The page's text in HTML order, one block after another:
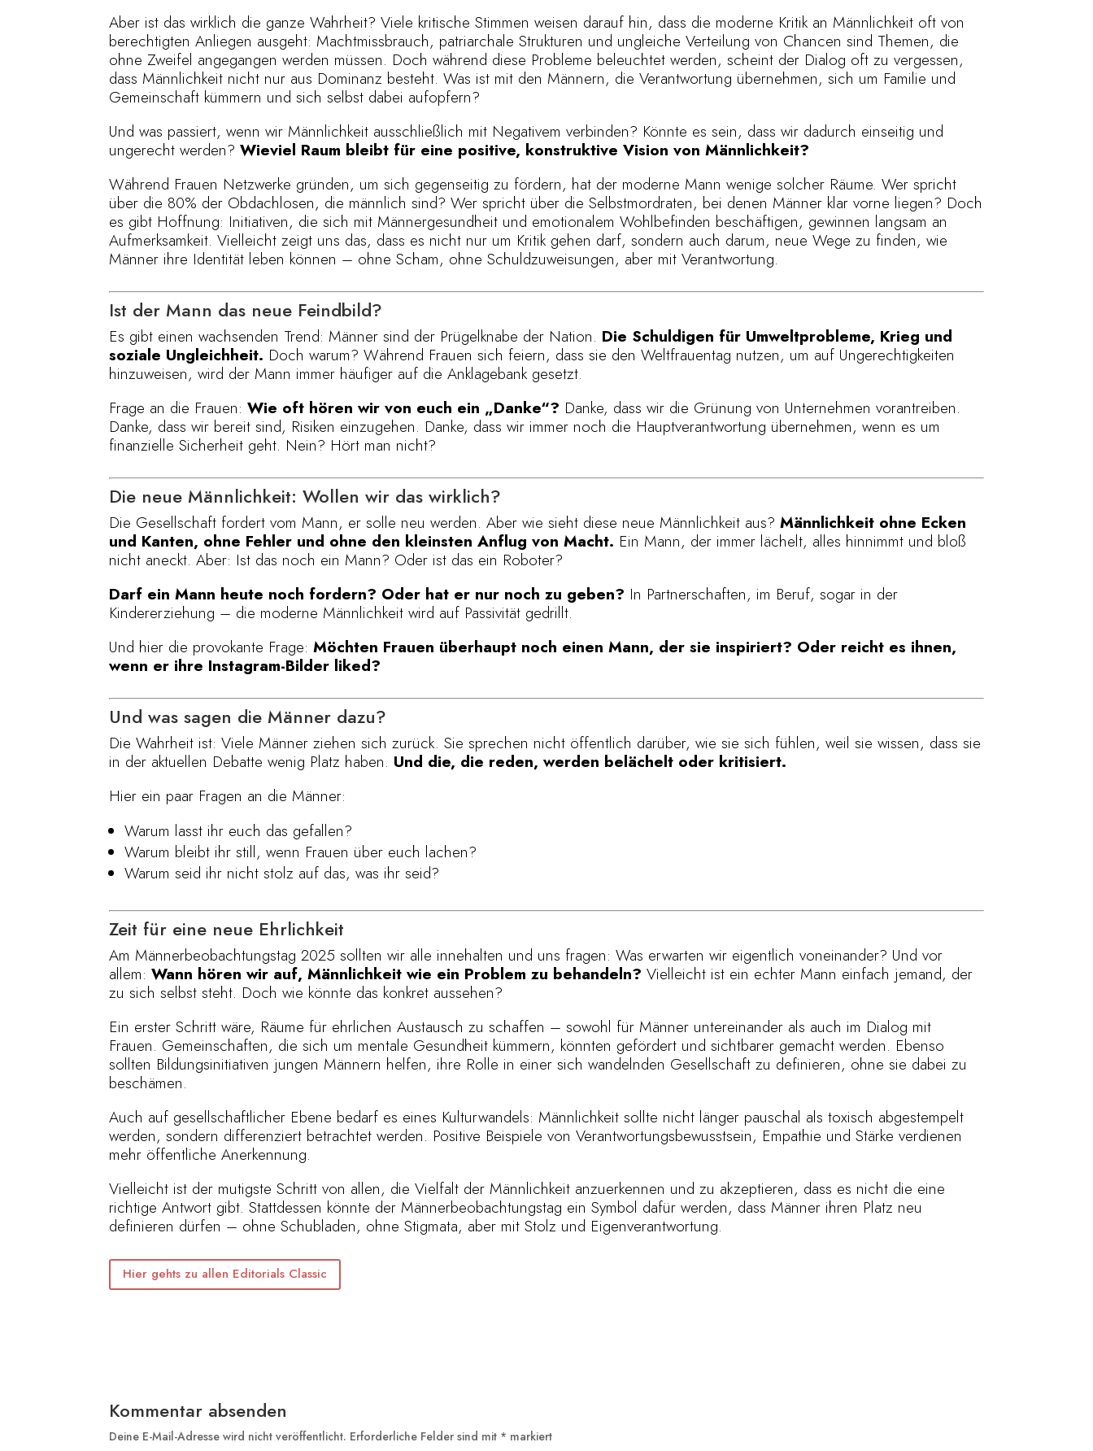
Aber ist das wirklich die ganze Wahrheit? Viele kritische Stimmen weisen darauf hin, dass die moderne Kritik an Männlichkeit oft von
berechtigten Anliegen ausgeht: Machtmissbrauch, patriarchale Strukturen und ungleiche Verteilung von Chancen sind Themen, die
ohne Zweifel angegangen werden müssen. Doch während diese Probleme beleuchtet werden, scheint der Dialog oft zu vergessen,
dass Männlichkeit nicht nur aus Dominanz besteht. Was ist mit den Männern, die Verantwortung übernehmen, sich um Familie und
Gemeinschaft kümmern und sich selbst dabei aufopfern?
Und was passiert, wenn wir Männlichkeit ausschließlich mit Negativem verbinden? Könnte es sein, dass wir dadurch einseitig und
ungerecht werden?Wieviel Raum bleibt für eine positive, konstruktive Vision von Männlichkeit?
Während Frauen Netzwerke gründen, um sich gegenseitig zu fördern, hat der moderne Mann wenige solcher Räume. Wer spricht
über die 80% der Obdachlosen, die männlich sind? Wer spricht über die Selbstmordraten, bei denen Männer klar vorne liegen? Doch
es gibt Hoffnung: Initiativen, die sich mit Männergesundheit und emotionalem Wohlbefinden beschäftigen, gewinnen langsam an
Aufmerksamkeit. Vielleicht zeigt uns das, dass es nicht nur um Kritik gehen darf, sondern auch darum, neue Wege zu finden, wie
Männer ihre Identität leben können – ohne Scham, ohne Schuldzuweisungen, aber mit Verantwortung.
Ist der Mann das neue Feindbild?
Es gibt einen wachsenden Trend: Männer sind der Prügelknabe der Nation. Die Schuldigen für Umweltprobleme, Krieg und
soziale Ungleichheit. Doch warum? Während Frauen sich feiern, dass sie den Weltfrauentag nutzen, um auf Ungerechtigkeiten
hinzuweisen, wird der Mann immer häufiger auf die Anklagebank gesetzt.
Frage an die Frauen:Wie oft hören wir von euch ein „Danke“? Danke, dass wir die Grünung von Unternehmen vorantreiben.
Danke, dass wir bereit sind, Risiken einzugehen. Danke, dass wir immer noch die Hauptverantwortung übernehmen, wenn es um
finanzielle Sicherheit geht. Nein? Hört man nicht?
Die neue Männlichkeit: Wollen wir das wirklich?
Die Gesellschaft fordert vom Mann, er solle neu werden. Aber wie sieht diese neue Männlichkeit aus?Männlichkeit ohne Ecken
und Kanten, ohne Fehler und ohne den kleinsten Anflug von Macht. Ein Mann, der immer lächelt, alles hinnimmt und bloß
nicht aneckt. Aber: Ist das noch ein Mann? Oder ist das ein Roboter?
Darf ein Mann heute noch fordern? Oder hat er nur noch zu geben? In Partnerschaften, im Beruf, sogar in der
Kindererziehung – die moderne Männlichkeit wird auf Passivität gedrillt.
Und hier die provokante Frage:Möchten Frauen überhaupt noch einen Mann, der sie inspiriert? Oder reicht es ihnen,
wenn er ihre Instagram-Bilder liked?
Und was sagen die Männer dazu?
Die Wahrheit ist: Viele Männer ziehen sich zurück. Sie sprechen nicht öffentlich darüber, wie sie sich fühlen, weil sie wissen, dass sie
in der aktuellen Debatte wenig Platz haben. Und die, die reden, werden belächelt oder kritisiert.
Hier ein paar Fragen an die Männer:
Warum lasst ihr euch das gefallen?
Warum bleibt ihr still, wenn Frauen über euch lachen?
Warum seid ihr nicht stolz auf das, was ihr seid?
Zeit für eine neue Ehrlichkeit
Am Männerbeobachtungstag 2025 sollten wir alle innehalten und uns fragen: Was erwarten wir eigentlich voneinander? Und vor
allem:Wann hören wir auf, Männlichkeit wie ein Problem zu behandeln? Vielleicht ist ein echter Mann einfach jemand, der
zu sich selbst steht. Doch wie könnte das konkret aussehen?
Ein erster Schritt wäre, Räume für ehrlichen Austausch zu schaffen – sowohl für Männer untereinander als auch im Dialog mit
Frauen. Gemeinschaften, die sich um mentale Gesundheit kümmern, könnten gefördert und sichtbarer gemacht werden. Ebenso
sollten Bildungsinitiativen jungen Männern helfen, ihre Rolle in einer sich wandelnden Gesellschaft zu definieren, ohne sie dabei zu
beschämen.
Auch auf gesellschaftlicher Ebene bedarf es eines Kulturwandels: Männlichkeit sollte nicht länger pauschal als toxisch abgestempelt
werden, sondern differenziert betrachtet werden. Positive Beispiele von Verantwortungsbewusstsein, Empathie und Stärke verdienen
mehr öffentliche Anerkennung.
Vielleicht ist der mutigste Schritt von allen, die Vielfalt der Männlichkeit anzuerkennen und zu akzeptieren, dass es nicht die eine
richtige Antwort gibt. Stattdessen könnte der Männerbeobachtungstag ein Symbol dafür werden, dass Männer ihren Platz neu
definieren dürfen – ohne Schubladen, ohne Stigmata, aber mit Stolz und Eigenverantwortung.
Hier gehts zu allen Editorials Classic
Kommentar absenden
Deine E-Mail-Adresse wird nicht veröffentlicht. Erforderliche Felder sind mit * markiert